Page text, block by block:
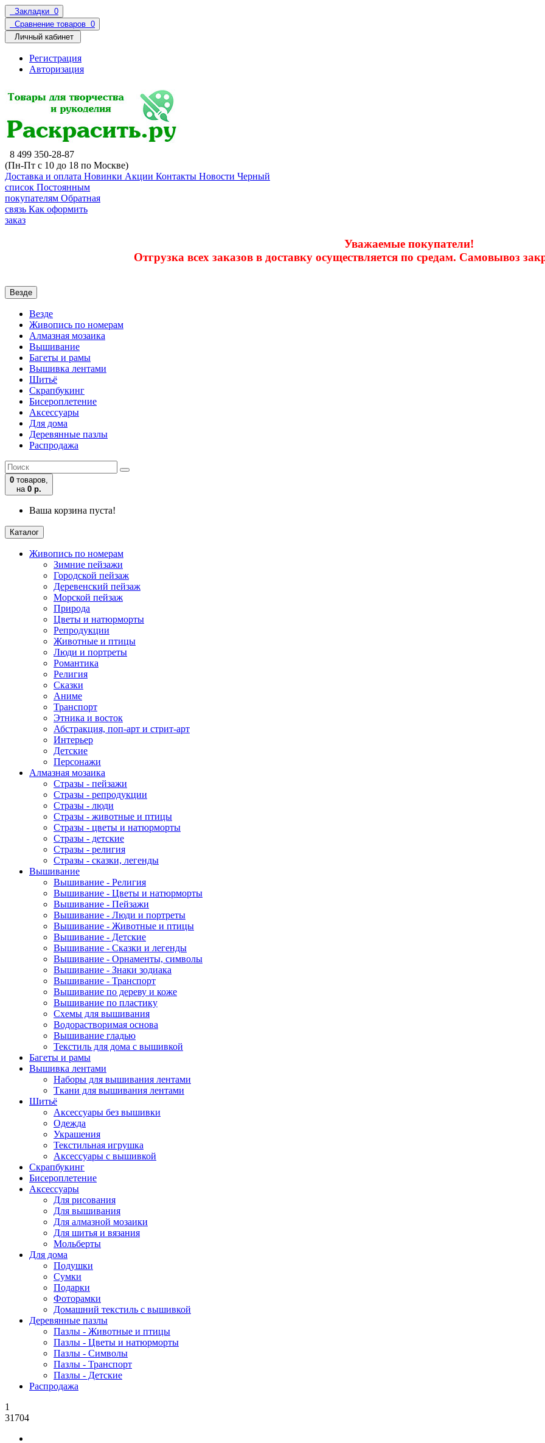
Закладки 0
Сравнение товаров 0
Личный кабинет
Регистрация
Авторизация
8 499 350-28-87
(Пн-Пт с 10 до 18 по Москве)
Доставка и оплата Новинки Акции Контакты Новости Черный
список Постоянным
покупателям Обратная
связь Как оформить
заказ
Уважаемые покупатели!
Отгрузка всех заказов в доставку осуществляется по средам. Самовывоз
Везде
Везде
Живопись по номерам
Алмазная мозаика
Вышивание
Багеты и рамы
Вышивка лентами
Шитьё
Скрапбукинг
Бисероплетение
Аксессуары
Для дома
Деревянные пазлы
Распродажа
0 товаров,
на 0 р.
Ваша корзина пуста!
Каталог
Живопись по номерам
Зимние пейзажи
Городской пейзаж
Деревенский пейзаж
Морской пейзаж
Природа
Цветы и натюрморты
Репродукции
Животные и птицы
Люди и портреты
Романтика
Религия
Сказки
Аниме
Транспорт
Этника и восток
Абстракция, поп-арт и стрит-арт
Интерьер
Детские
Персонажи
Алмазная мозаика
Стразы - пейзажи
Стразы - репродукции
Стразы - люди
Стразы - животные и птицы
Стразы - цветы и натюрморты
Стразы - детские
Стразы - религия
Стразы - сказки, легенды
Вышивание
Вышивание - Религия
Вышивание - Цветы и натюрморты
Вышивание - Пейзажи
Вышивание - Люди и портреты
Вышивание - Животные и птицы
Вышивание - Детские
Вышивание - Сказки и легенды
Вышивание - Орнаменты, символы
Вышивание - Знаки зодиака
Вышивание - Транспорт
Вышивание по дереву и коже
Вышивание по пластику
Схемы для вышивания
Водорастворимая основа
Вышивание гладью
Текстиль для дома с вышивкой
Багеты и рамы
Вышивка лентами
Наборы для вышивания лентами
Ткани для вышивания лентами
Шитьё
Аксессуары без вышивки
Одежда
Украшения
Текстильная игрушка
Аксессуары с вышивкой
Скрапбукинг
Бисероплетение
Аксессуары
Для рисования
Для вышивания
Для алмазной мозаики
Для шитья и вязания
Мольберты
Для дома
Подушки
Сумки
Подарки
Фоторамки
Домашний текстиль с вышивкой
Деревянные пазлы
Пазлы - Животные и птицы
Пазлы - Цветы и натюрморты
Пазлы - Символы
Пазлы - Транспорт
Пазлы - Детские
Распродажа
1
31704